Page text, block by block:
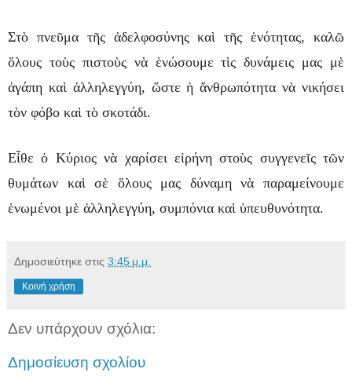
Στὸ πνεῦμα τῆς ἀδελφοσύνης καὶ τῆς ἑνότητας, καλῶ
ὅλους τοὺς πιστοὺς νὰ ἑνώσουμε τὶς δυνάμεις μας μὲ
ἀγάπη καὶ ἀλληλεγγύη, ὥστε ἡ ἄνθρωπότητα νὰ νικήσει
τὸν φόβο καὶ τὸ σκοτάδι.
Εἶθε ὁ Κύριος νὰ χαρίσει εἰρήνη στοὺς συγγενεῖς τῶν
θυμάτων καὶ σὲ ὅλους μας δύναμη νὰ παραμείνουμε
ἑνωμένοι μὲ ἀλληλεγγύη, συμπόνια καὶ ὑπευθυνότητα.
Δημοσιεύτηκε στις 3:45 μ.μ.
Κοινή χρήση
Δεν υπάρχουν σχόλια:
Δημοσίευση σχολίου